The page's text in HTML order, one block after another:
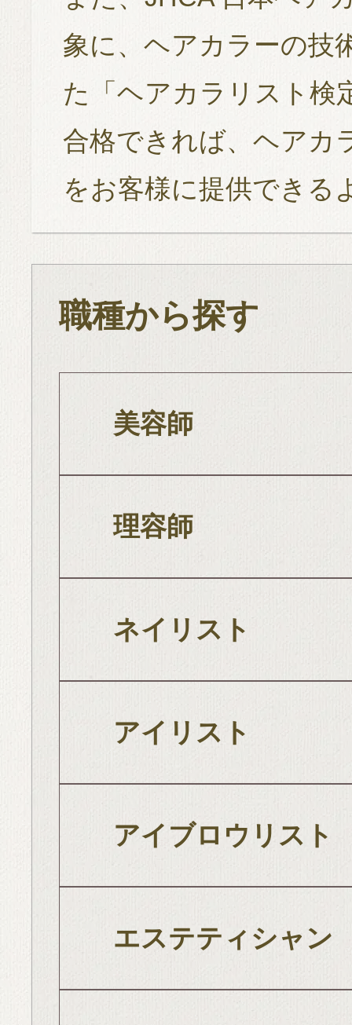
象に、ヘアカラーの技
た「ヘアカラリスト検
合格できれば、ヘアカ
をお客様に提供できる
職種から探す
美容師
理容師
ネイリスト
アイリスト
アイブロウリスト
エステティシャン